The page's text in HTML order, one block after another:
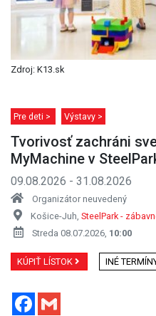
Zdroj: K13.sk
Pre deti > Výstavy >
Tvorivosť zachráni
MyMachine v
09.08.2026 - 31.08.2026
Organizátor neuvedený
Košice-Juh, SteelPark -
Streda 08.07.2026, 10:00
KÚPIŤ LÍSTOK INÉ
Facebook